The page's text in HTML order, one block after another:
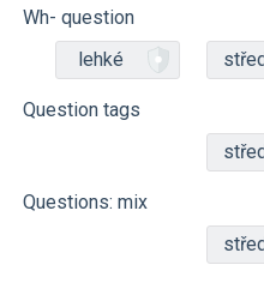
Wh- question
lehké
Question tags
Questions: mix